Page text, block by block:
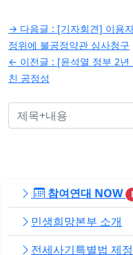
글
탐
색
→ 다음글 : [기자회견] 이용
정위에 불공정약관 심사청구
← 이전글 : [윤석열 정부 2년
친 공정성
참여연대 NOW
민생희망본부 소개
전세사기특별법 제